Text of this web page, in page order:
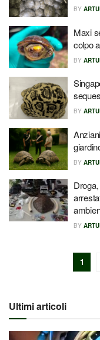
BY
Maxi
colpo
BY
BY
BY
BY
1
Ultimi articoli